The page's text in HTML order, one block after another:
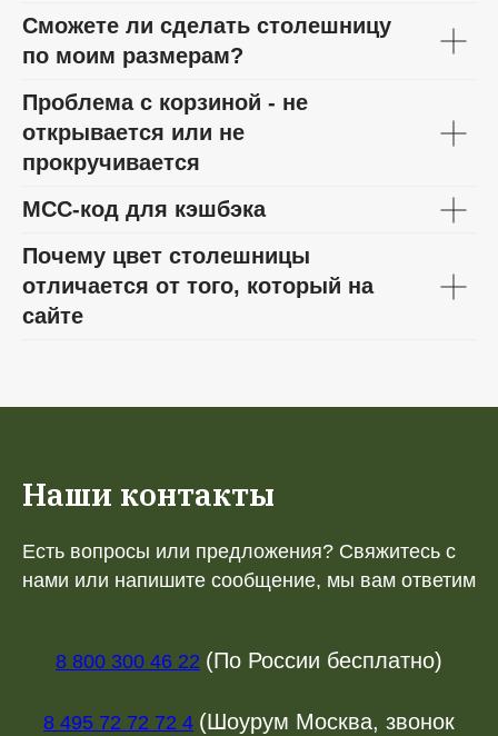
Сможете ли сделать столешницу
по моим размерам?
Проблема с корзиной - не
открывается или не
прокручивается
МСС-код для кэшбэка
Почему цвет столешницы
отличается от того, который на
сайте
Наши контакты
Есть вопросы или предложения? Свяжитесь с
нами или напишите сообщение, мы вам ответим
8 800 300 46 22 (По России бесплатно)
8 495 72 72 72 4 (Шоурум Москва, звонок